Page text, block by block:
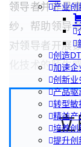
产业创
创造
加速企
创新业
产品驱
转型敏
精益产
培养创
提升创
领导者并非易
纱，帮助领导
对领导者开展
化技术的陌生
立